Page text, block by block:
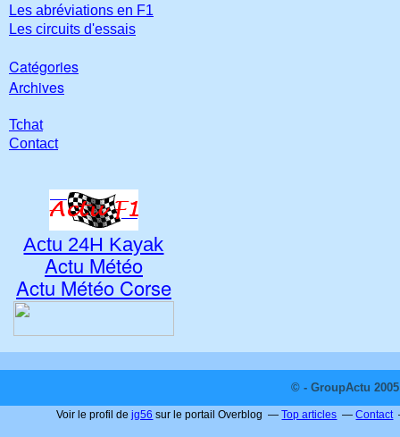
Les abréviations en F1
Les circuits d'essais
Catégories
Archives
Tchat
Contact
Actu 24H Kayak
Actu Météo
Actu Météo Corse
© - GroupActu
Voir le profil dejg56 sur le portail Overblog Top articles Contact